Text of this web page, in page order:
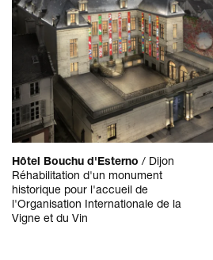
Hôtel Bouchu d'Esterno / Dijon
Réhabilitation d'un monument
historique pour l'accueil de
l'Organisation Internationale de la
Vigne et du Vin